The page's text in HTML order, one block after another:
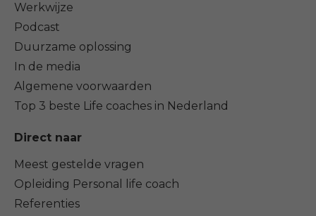
Werkwijze
Podcast
Duurzame oplossing
In de media
Algemene voorwaarden
Top 3 beste Life coaches in Nederland
Direct naar
Meest gestelde vragen
Opleiding Personal life coach
Referenties